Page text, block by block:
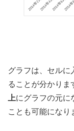
グラフは、セルに
ることが分かりま
上にグラフの元に
ことも可能になり